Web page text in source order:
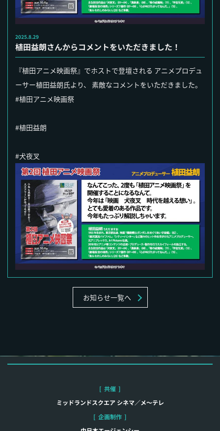
2025.8.29
植田益朗さんからコメントをいただきました！
『植田アニメ映画祭』でホストで登壇される アニメプロデュ
ーサー植田益朗氏より、 素敵なコメントをいただきました。
#植田アニメ映画祭
#植田益朗
#犬夜叉
お知らせ一覧へ
[ 共催 ]
ミッドランドスクエア シネマ／メ～テレ
[ 企画制作 ]